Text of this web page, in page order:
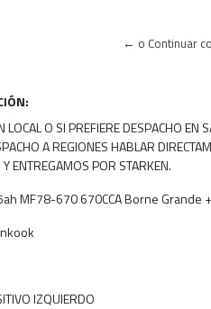
← o Continuar
LOCAL O SI PREFIERE DESPACHO EN
A REGIONES HABLAR
ENTREGAMOS POR STARKEN.
MF78-670 670CCA Borne Grande
IZQUIERDO